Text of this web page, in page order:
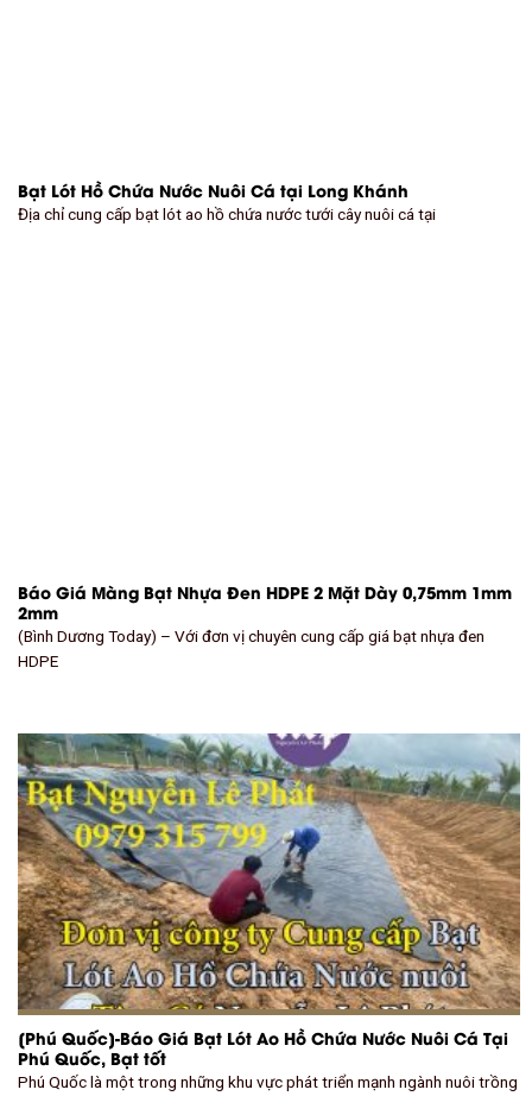
Bạt Lót Hồ Chứa Nước Nuôi Cá tại Long Khánh
Địa chỉ cung cấp bạt lót ao hồ chứa nước tưới cây nuôi cá tại
Báo Giá Màng Bạt Nhựa Đen HDPE 2 Mặt Dày 0,75mm 1mm
2mm
(Bình Dương Today) – Với đơn vị chuyên cung cấp giá bạt nhựa đen
HDPE
[Phú Quốc]-Báo Giá Bạt Lót Ao Hồ Chứa Nước Nuôi Cá Tại
Phú Quốc, Bạt tốt
Phú Quốc là một trong những khu vực phát triển mạnh ngành nuôi trồng